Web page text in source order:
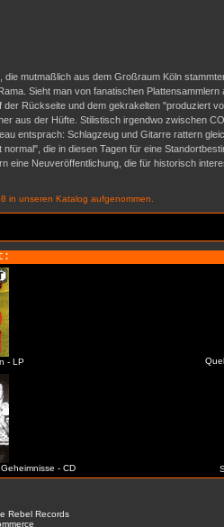
mutmaßlich aus dem Großraum Köln
Sieht man von fanatischen
Rückseite und dem gekrakelten "produziert
aus der Hüfte. Stilistisch irgendwo zwischen
entsprach: Schlagzeug und Gitarre rattern
die in diesen Tagen für eine
eine Neuveröffentlichung, die für historisch
in unseren Katalog aufgenommen.
- LP
- CD
Rebel Records